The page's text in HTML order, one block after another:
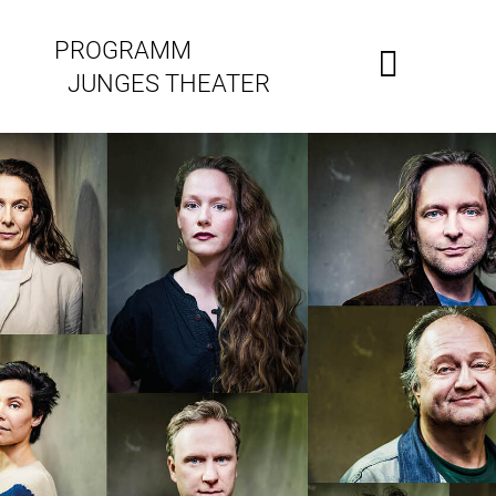
PROGRAMM
JUNGES THEATER